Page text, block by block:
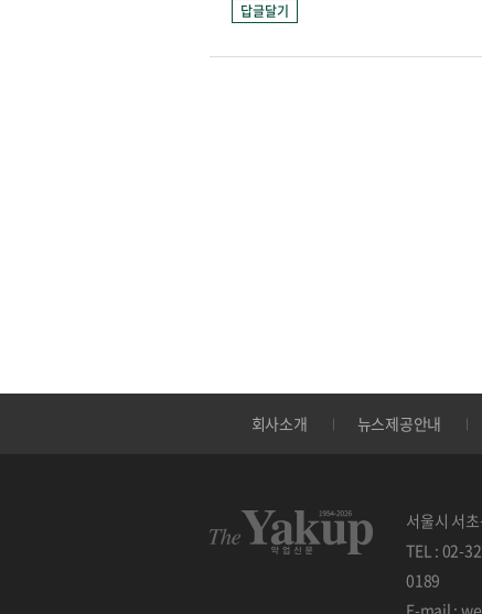
답글달기
회사소개 뉴스제공안내
서울시 서
TEL : 02-
0189